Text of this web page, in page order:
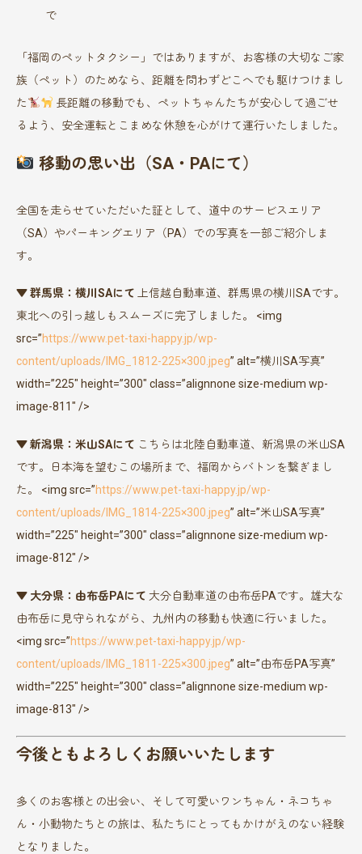
で
「福岡のペットタクシー」ではありますが、お客様の大切なご家
族（ペット）のためなら、距離を問わずどこへでも駆けつけまし
た
長距離の移動でも、ペットちゃんたちが安心して過ごせ
るよう、安全運転とこまめな休憩を心がけて運行いたしました。
移動の思い出（SA・PAにて）
全国を走らせていただいた証として、道中のサービスエリア
（SA）やパーキングエリア（PA）での写真を一部ご紹介しま
す。
▼ 群馬県：横川SAにて 上信越自動車道、群馬県の横川SAです。
東北への引っ越しもスムーズに完了しました。 <img
src=”https://www.pet-taxi-happy.jp/wp-
content/uploads/IMG_1812-225×300.jpeg” alt=”横川SA写真”
width=”225″ height=”300″ class=”alignnone size-medium wp-
image-811″ />
▼ 新潟県：米山SAにて こちらは北陸自動車道、新潟県の米山SA
です。日本海を望むこの場所まで、福岡からバトンを繋ぎまし
た。 <img src=”https://www.pet-taxi-happy.jp/wp-
content/uploads/IMG_1814-225×300.jpeg” alt=”米山SA写真”
width=”225″ height=”300″ class=”alignnone size-medium wp-
image-812″ />
▼ 大分県：由布岳PAにて 大分自動車道の由布岳PAです。雄大な
由布岳に見守られながら、九州内の移動も快適に行いました。
<img src=”https://www.pet-taxi-happy.jp/wp-
content/uploads/IMG_1811-225×300.jpeg” alt=”由布岳PA写真”
width=”225″ height=”300″ class=”alignnone size-medium wp-
image-813″ />
今後ともよろしくお願いいたします
多くのお客様との出会い、そして可愛いワンちゃん・ネコちゃ
ん・小動物たちとの旅は、私たちにとってもかけがえのない経験
となりました。